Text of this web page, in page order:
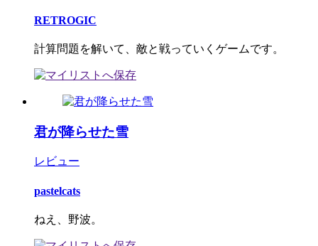
RETROGIC
計算問題を解いて、敵と戦っていくゲームです。
君が降らせた雪
レビュー
pastelcats
ねえ、野波。